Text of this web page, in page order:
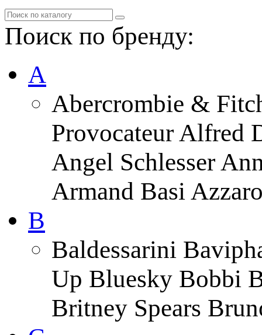
Поиск по бренду:
A
Abercrombie &
Provocateur Alfred
Angel Schlesser
Armand Basi
B
Baldessarini
Up Bluesky Bobbi
Britney Spears